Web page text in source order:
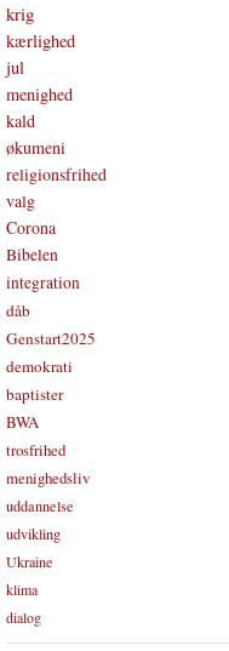
krig
kærlighed
jul
menighed
kald
økumeni
religionsfrihed
valg
Corona
Bibelen
integration
dåb
Genstart2025
demokrati
baptister
BWA
trosfrihed
menighedsliv
uddannelse
udvikling
Ukraine
klima
dialog